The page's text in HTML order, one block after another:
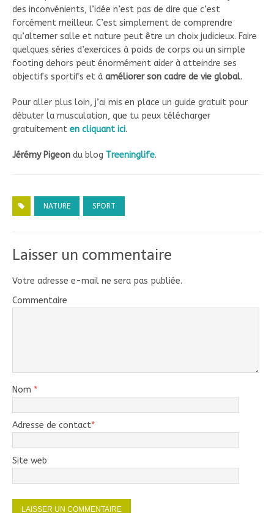
des inconvénients, l’idée n’est pas de dire que c’est
forcément meilleur. C’est simplement de comprendre
qu’alterner salle et nature peut être un choix judicieux. Faire
quelques séries d’exercices à poids de corps ou un simple
footing dehors peut énormément aider à atteindre ses
objectifs sportifs et à améliorer son cadre de vie global.
Pour aller plus loin, j’ai mis en place un guide gratuit pour
débuter la musculation, que tu peux télécharger
gratuitement en cliquant ici.
Jérémy Pigeon du blog Treeninglife.
NATURE SPORT
Laisser un commentaire
Votre adresse e-mail ne sera pas publiée.
Commentaire
Nom *
Adresse de contact*
Site web